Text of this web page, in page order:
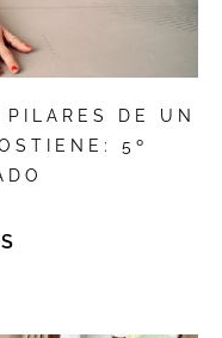
DE UN
5º